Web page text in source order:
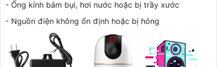
- Ống kính bám bụi, hơi nước hoặc bị trầy xước
- Nguồn điện không ổn định hoặc bị hỏng